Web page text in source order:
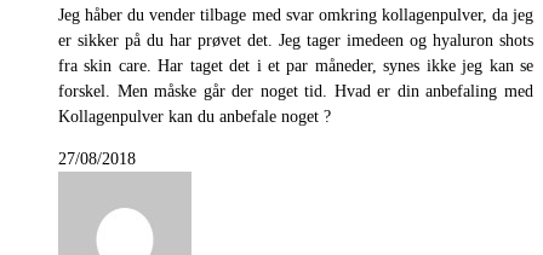
Jeg håber du vender tilbage med svar omkring kollagenpulver, da jeg
er sikker på du har prøvet det. Jeg tager imedeen og hyaluron shots
fra skin care. Har taget det i et par måneder, synes ikke jeg kan se
forskel. Men måske går der noget tid. Hvad er din anbefaling med
Kollagenpulver kan du anbefale noget ?
27/08/2018